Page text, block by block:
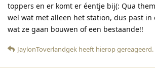
toppers en er komt er éentje bij(: Qua
wel wat met alleen het station, dus past in
wat ze gaan bouwen of een bestaande!!
JaylonToverlandgek heeft hierop gereageerd.